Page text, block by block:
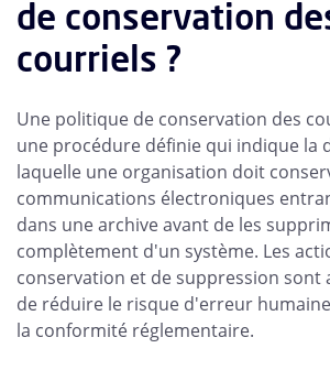
de conservation
courriels ?
Une politique de conservation des
une procédure définie qui indique la
laquelle une organisation doit
communications électroniques
dans une archive avant de les
complètement d'un système. Les
conservation et de suppression sont
de réduire le risque d'erreur
la conformité réglementaire.